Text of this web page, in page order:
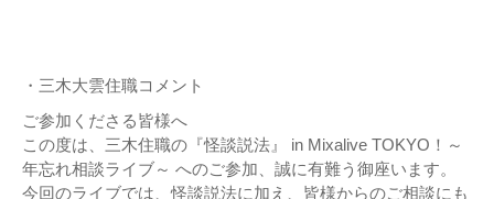
・三木大雲住職コメント
ご参加くださる皆様へ
この度は、三木住職の『怪談説法』 in Mixalive TOKYO！～
年忘れ相談ライブ～ へのご参加、誠に有難う御座います。
今回のライブでは、怪談説法に加え、皆様からのご相談にも